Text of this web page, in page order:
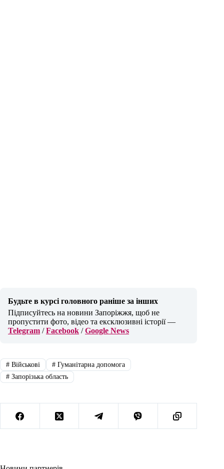
Будьте в курсі головного раніше за інших
Підписуйтесь на новини Запоріжжя, щоб не
пропустити фото, відео та ексклюзивні історії —
Telegram /Facebook /Google News
#Військові #Гуманітарна допомога
#Запорізька область